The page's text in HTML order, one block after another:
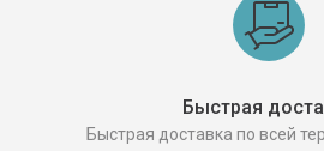
Быстрая
Быстрая доставка по всей